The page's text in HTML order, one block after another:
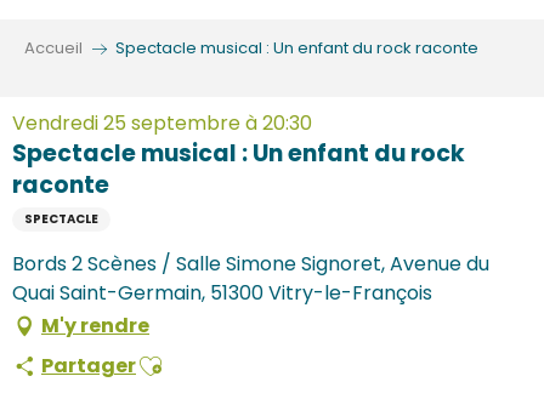
Accueil Spectacle musical : Un enfant du rock raconte
Vendredi 25 septembre à 20:30
Spectacle musical : Un enfant du rock
raconte
SPECTACLE
Bords 2 Scènes / Salle Simone Signoret, Avenue du
Quai Saint-Germain, 51300 Vitry-le-François
M'y rendre
PartagerAjouter aux favoris